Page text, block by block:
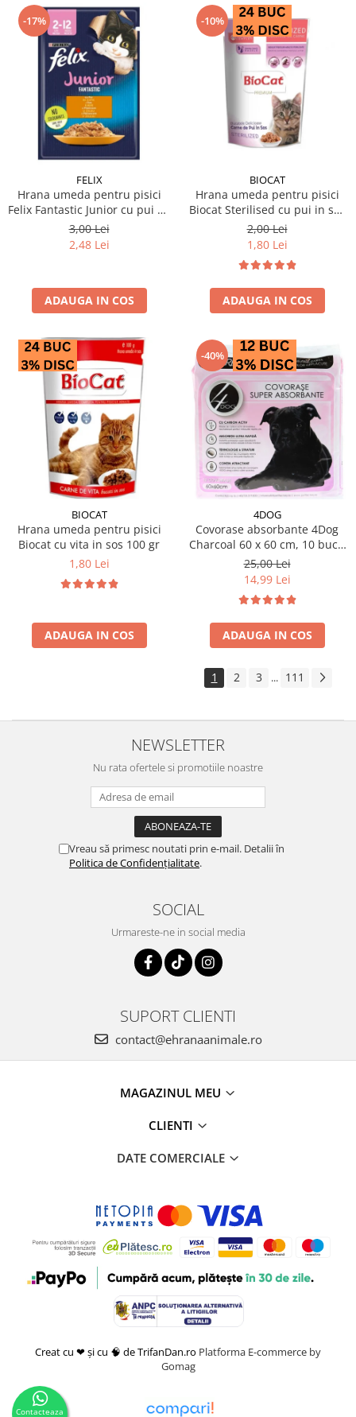
-17%
FELIX
Hrana umeda pentru pisici
Felix Fantastic Junior cu pui 85
gr
3,00 Lei
2,48 Lei
ADAUGA IN COS
-10%
BIOCAT
Hrana umeda pentru pisici
Biocat Sterilised cu pui in sos
85 gr
2,00 Lei
1,80 Lei
ADAUGA IN COS
BIOCAT
Hrana umeda pentru pisici
Biocat cu vita in sos 100 gr
1,80 Lei
ADAUGA IN COS
-40%
4DOG
Covorase absorbante 4Dog
Charcoal 60 x 60 cm, 10 buc /
pachet
25,00 Lei
14,99 Lei
ADAUGA IN COS
1 2 3 ... 111
NEWSLETTER
Nu rata ofertele si promotiile noastre
Vreau să primesc noutati prin e-mail. Detalii în
Politica de Confidențialitate.
SOCIAL
Urmareste-ne in social media
SUPORT CLIENTI
contact@ehranaanimale.ro
MAGAZINUL MEU
CLIENTI
DATE COMERCIALE
Creat cu ❤ și cu 🧠 de TrifanDan.ro Platforma E-commerce by
Gomag
Contacteaza